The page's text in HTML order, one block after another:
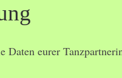
Daten eurer